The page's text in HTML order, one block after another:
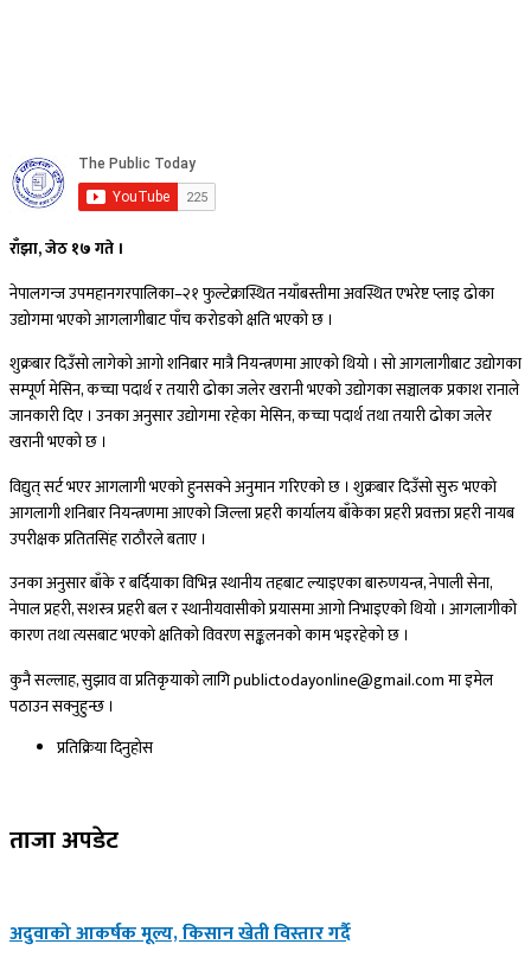
राँझा, जेठ १७ गते ।
नेपालगन्ज उपमहानगरपालिका–२१ फुल्टेक्रास्थित नयाँबस्तीमा अवस्थित एभरेष्ट प्लाइ ढोका
उद्योगमा भएको आगलागीबाट पाँच करोडको क्षति भएको छ ।
शुक्रबार दिउँसो लागेको आगो शनिबार मात्रै नियन्त्रणमा आएको थियो । सो आगलागीबाट उद्योगका
सम्पूर्ण मेसिन, कच्चा पदार्थ र तयारी ढोका जलेर खरानी भएको उद्योगका सञ्चालक प्रकाश रानाले
जानकारी दिए । उनका अनुसार उद्योगमा रहेका मेसिन, कच्चा पदार्थ तथा तयारी ढोका जलेर
खरानी भएको छ ।
विद्युत् सर्ट भएर आगलागी भएको हुनसक्ने अनुमान गरिएको छ । शुक्रबार दिउँसो सुरु भएको
आगलागी शनिबार नियन्त्रणमा आएको जिल्ला प्रहरी कार्यालय बाँकेका प्रहरी प्रवक्ता प्रहरी नायब
उपरीक्षक प्रतितसिंह राठौरले बताए ।
उनका अनुसार बाँके र बर्दियाका विभिन्न स्थानीय तहबाट ल्याइएका बारुणयन्त्र, नेपाली सेना,
नेपाल प्रहरी, सशस्त्र प्रहरी बल र स्थानीयवासीको प्रयासमा आगो निभाइएको थियो । आगलागीको
कारण तथा त्यसबाट भएको क्षतिको विवरण सङ्कलनको काम भइरहेको छ ।
कुनै सल्लाह, सुझाव वा प्रतिकृयाको लागि publictodayonline@gmail.com मा इमेल
पठाउन सक्नुहुन्छ ।
प्रतिक्रिया दिनुहोस​
ताजा अपडेट
अदुवाको आकर्षक मूल्य, किसान खेती विस्तार गर्दै